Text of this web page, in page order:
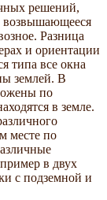
решений,
возвышающееся
Разница
и ориентации
типа все окна
землей. В
по
в земле.
месте по
в двух
с подземной и